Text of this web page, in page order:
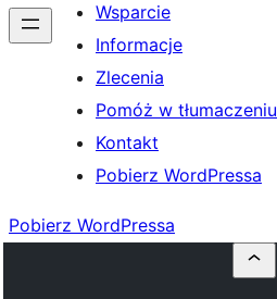
Wsparcie
Informacje
Zlecenia
Pomóż w tłumaczeniu
Kontakt
Pobierz WordPressa
Pobierz WordPressa